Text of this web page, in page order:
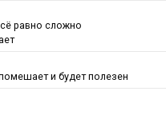
равно сложно
и будет полезен